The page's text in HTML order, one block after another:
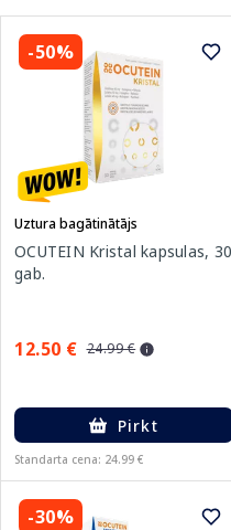
-50%
Uztura bagātinātājs
OCUTEIN Kristal kapsulas, 30
gab.
12.50 € 24.99 €
Pirkt
Standarta cena: 24.99 €
-30%